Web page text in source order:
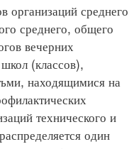
среднего
среднего, общего
вечерних
(классов),
находящимися на
технического и
один